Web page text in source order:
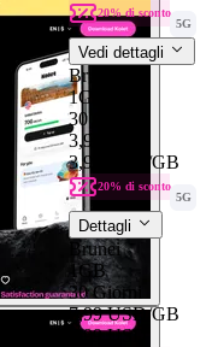
20% di sconto
5G
Vedi dettagli
Brunei
1GB
30 Giorni
3,99 USD
3,99 USD
/GB
20% di sconto
5G
Dettagli
Brunei
1GB
30 Giorni
7,99 USD/GB
7,99 USD